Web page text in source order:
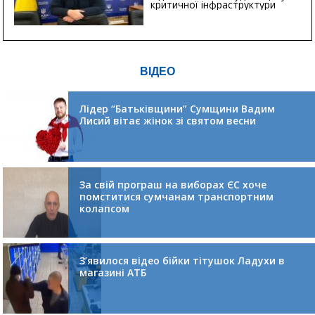
критичної інфраструктури
ВІДЕО
Лідер “Батьківщини” Сумщини Вадим
Лисий вітає жінок зі святом весни
За свій програш на виборах ЄС хоче
помститися сумчанам транспортним
колапсом
З’явилося відео бійки тітушок Ладухи в
магазині АТБ